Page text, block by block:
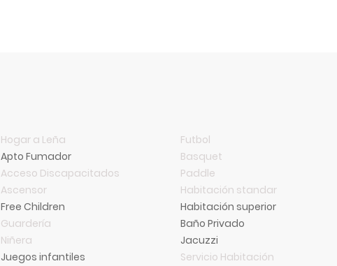
Hogar a Leña
Apto Fumador
Acceso Discapacitados
Ascensor
Free Children
Guardería
Niñera
Juegos infantiles
Futbol
Basquet
Paddle
Habitación standar
Habitación superior
Baño Privado
Jacuzzi
Servicio Habitación